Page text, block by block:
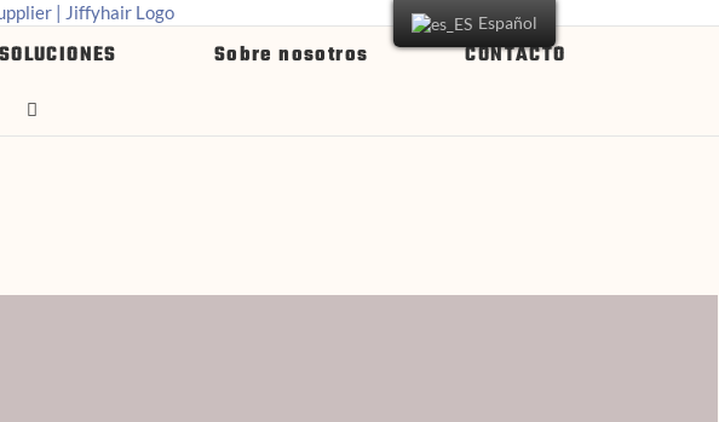
SOLUCIONES Sobre nosotros
CONTACTO
Español